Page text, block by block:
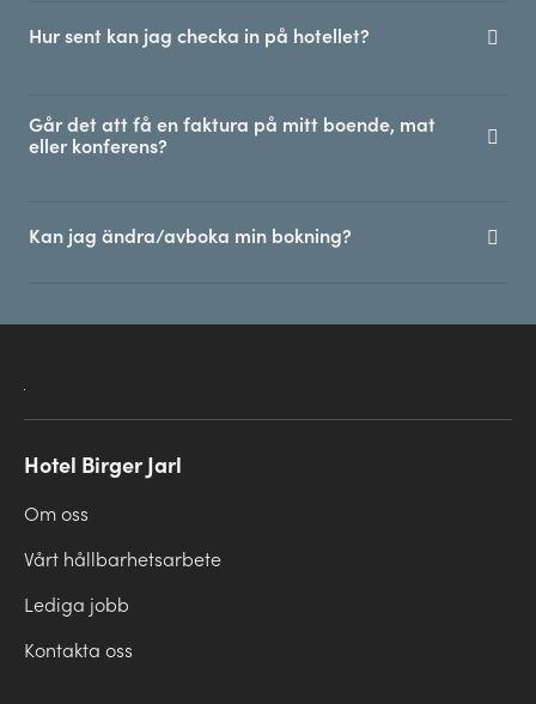
Hur sent kan jag checka in på hotellet?
Går det att få en faktura på mitt boende, mat
eller konferens?
Kan jag ändra/avboka min bokning?
Hotel Birger Jarl
Om oss
Vårt hållbarhetsarbete
Lediga jobb
Kontakta oss